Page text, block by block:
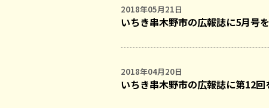
2018年05月21日
いちき串木野市の広報誌に5月号
2018年04月20日
いちき串木野市の広報誌に第12回